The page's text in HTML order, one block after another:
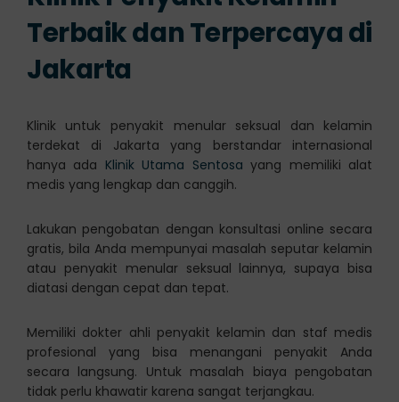
Terbaik dan Terpercaya di
Jakarta
Klinik untuk penyakit menular seksual dan kelamin
terdekat di Jakarta yang berstandar internasional
hanya ada Klinik Utama Sentosa yang memiliki alat
medis yang lengkap dan canggih.
Lakukan pengobatan dengan konsultasi online secara
gratis, bila Anda mempunyai masalah seputar kelamin
atau penyakit menular seksual lainnya, supaya bisa
diatasi dengan cepat dan tepat.
Memiliki dokter ahli penyakit kelamin dan staf medis
profesional yang bisa menangani penyakit Anda
secara langsung. Untuk masalah biaya pengobatan
tidak perlu khawatir karena sangat terjangkau.